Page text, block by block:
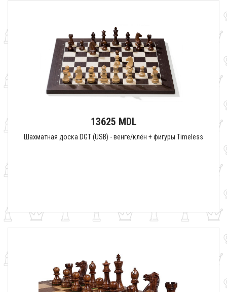
13625 MDL
Шахматная доска DGT (USB) - венге/клён + фигуры Timeless